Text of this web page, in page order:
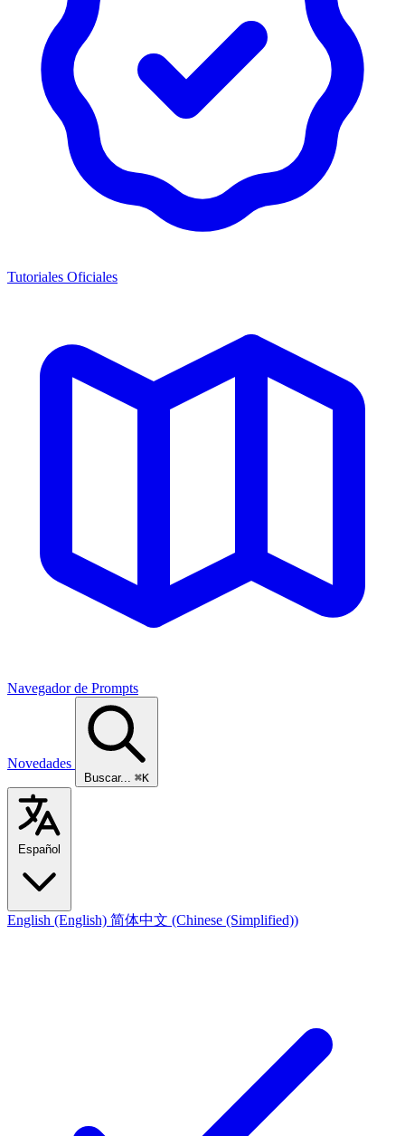
Tutoriales Oficiales
Navegador de Prompts
Novedades
Buscar... ⌘K
Español
English (English) 简体中文 (Chinese (Simplified))